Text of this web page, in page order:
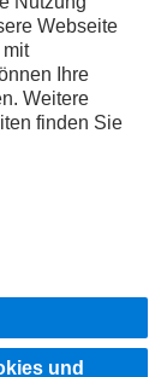
und